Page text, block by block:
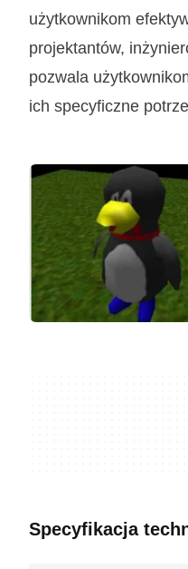
użytkownikom
projektantów,
pozwala
ich specyficzne
Specyfikacja